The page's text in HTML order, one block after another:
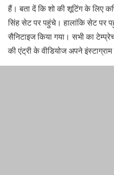
हैं। बता दें कि शो की शूटिंग के लिए
सिंह सेट पर पहुंचे। हालांकि सेट पर
सैनिटाइज किया गया। सभी का
की एंट्री के वीडियोज अपने